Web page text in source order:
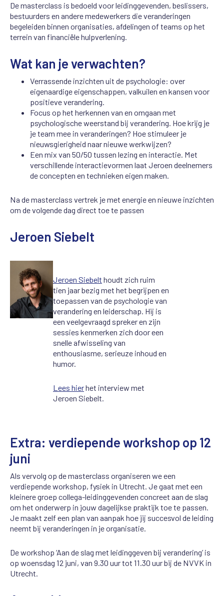
De masterclass is bedoeld voor leidinggevenden, beslissers,
bestuurders en andere medewerkers die veranderingen
begeleiden binnen organisaties, afdelingen of teams op het
terrein van financiële hulpverlening.
Wat kan je verwachten?
Verrassende inzichten uit de psychologie: over
eigenaardige eigenschappen, valkuilen en kansen voor
positieve verandering.
Focus op het herkennen van en omgaan met
psychologische weerstand bij verandering. Hoe krijg je
je team mee in veranderingen? Hoe stimuleer je
nieuwsgierigheid naar nieuwe werkwijzen?
Een mix van 50/50 tussen lezing en interactie. Met
verschillende interactievormen laat Jeroen deelnemers
de concepten en technieken eigen maken.
Na de masterclass vertrek je met energie en nieuwe inzichten
om de volgende dag direct toe te passen
Jeroen Siebelt
Jeroen Siebelt houdt zich ruim
tien jaar bezig met het begrijpen en
toepassen van de psychologie van
verandering en leiderschap. Hij is
een veelgevraagd spreker en zijn
sessies kenmerken zich door een
snelle afwisseling van
enthousiasme, serieuze inhoud en
humor.
Lees hierhet interview met
Jeroen Siebelt.
Extra: verdiepende workshop op 12
juni
Als vervolg op de masterclass organiseren we een
verdiepende workshop, fysiek in Utrecht. Je gaat met een
kleinere groep collega-leidinggevenden concreet aan de slag
om het onderwerp in jouw dagelijkse praktijk toe te passen.
Je maakt zelf een plan van aanpak hoe jij succesvol de leiding
neemt bij veranderingen in je organisatie.
De workshop ‘Aan de slag met leidinggeven bij verandering’ is
op woensdag 12 juni, van 9.30 uur tot 11.30 uur bij de NVVK in
Utrecht.